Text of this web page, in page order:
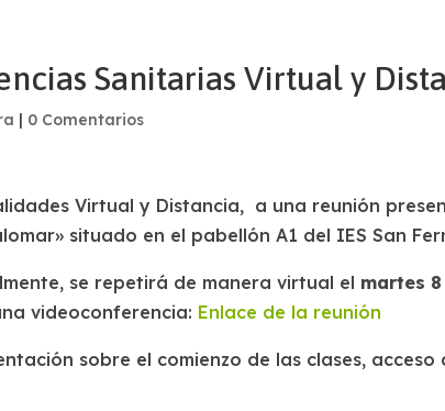
Sanitarias Virtual y
| 0 Comentarios
Virtual y Distancia, a una reunión
situado en el pabellón A1 del IES San
se repetirá de manera virtual el martes
videoconferencia: Enlace de la reunión
sobre el comienzo de las clases, acceso